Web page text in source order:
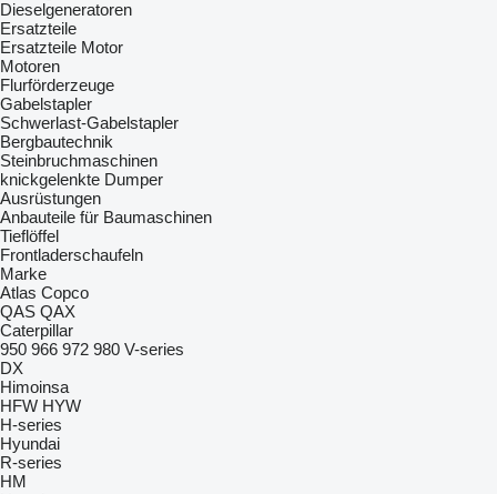
Dieselgeneratoren
Ersatzteile
Ersatzteile Motor
Motoren
Flurförderzeuge
Gabelstapler
Schwerlast-Gabelstapler
Bergbautechnik
Steinbruchmaschinen
knickgelenkte Dumper
Ausrüstungen
Anbauteile für Baumaschinen
Tieflöffel
Frontladerschaufeln
Marke
Atlas Copco
QAS QAX
Caterpillar
950 966 972 980 V-series
DX
Himoinsa
HFW HYW
H-series
Hyundai
R-series
HM